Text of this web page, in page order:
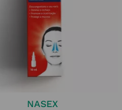
NASEX